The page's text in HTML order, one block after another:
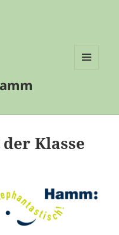
Klasse